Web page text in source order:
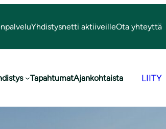
Yhdistysnetti aktiiveilleOta yhteyttä
TapahtumatAjankohtaista LIITY